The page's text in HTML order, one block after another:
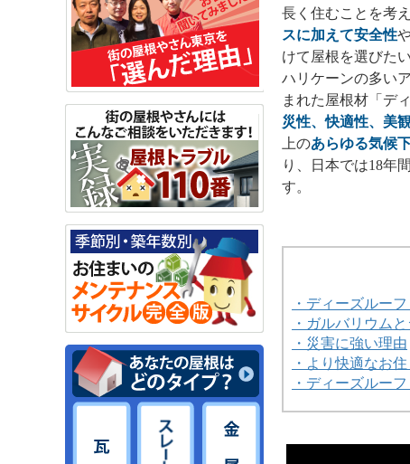
長く住むことを考
スに加えて安全性
けて屋根を選びた
ハリケーンの多い
まれた屋根材「デ
災性、快適性、美
上のあらゆる気候
り、日本では18年
す。
・ディーズルー
・ガルバリウム
・災害に強い理由
・より快適なお
・ディーズルー